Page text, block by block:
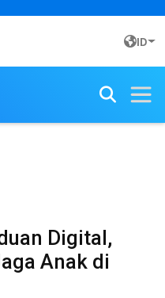
ID
Digital,
Anak di